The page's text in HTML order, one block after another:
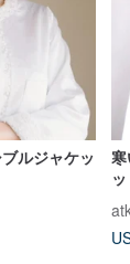
ルジャケッ